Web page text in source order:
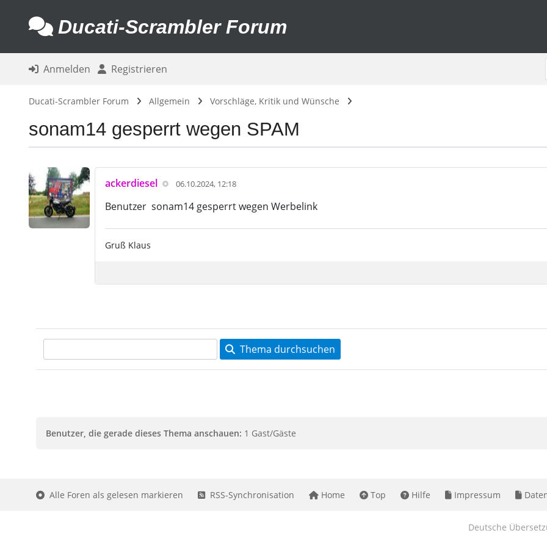
Ducati-Scrambler Forum
Anmelden Registrieren
Ducati-Scrambler Forum Allgemein Vorschläge, Kritik und Wünsche
sonam14 gesperrt wegen SPAM
ackerdiesel 06.10.2024, 12:18
Benutzer sonam14 gesperrt wegen Werbelink
Gruß Klaus
Thema durchsuchen
Benutzer, die gerade dieses Thema anschauen: 1 Gast/Gäste
Alle Foren als gelesen markieren RSS-Synchronisation Home Top Hilfe Impressum
Deutsche